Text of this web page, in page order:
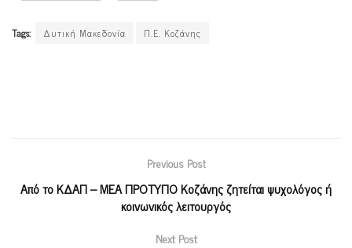
Tags: Δυτική Μακεδονία Π.Ε. Κοζάνης
Previous Post
Από το ΚΔΑΠ – ΜΕΑ ΠΡΟΤΥΠΟ Κοζάνης ζητείται ψυχολόγος ή
κοινωνικός λειτουργός
Next Post